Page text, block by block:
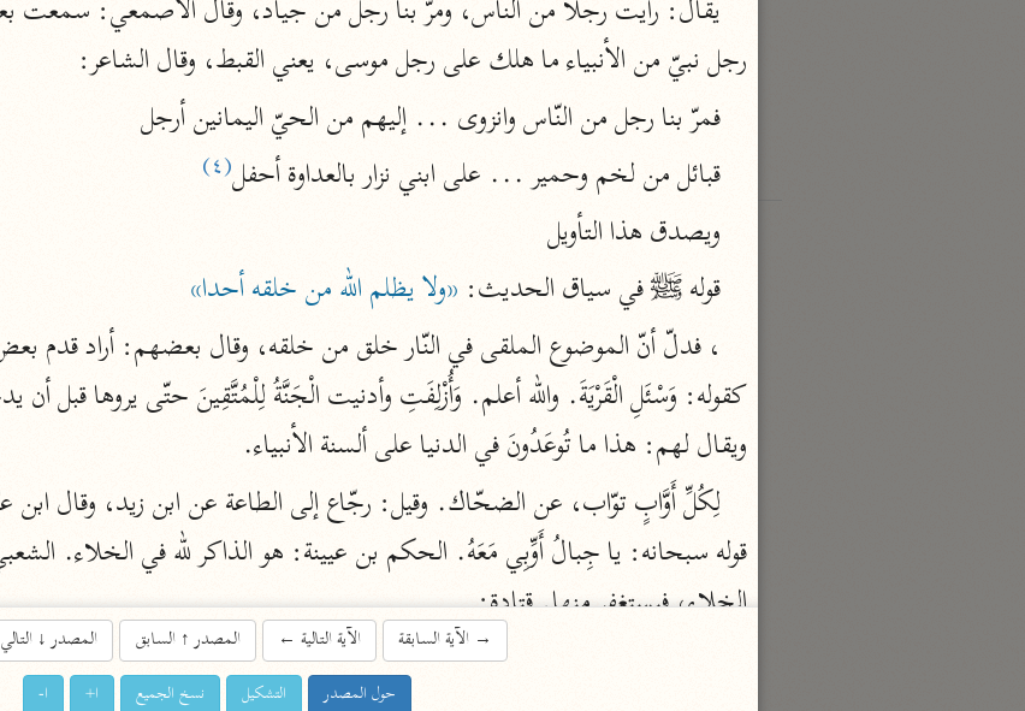
راسلنا •تليجرام • تويتر
تعليمات•
أندرويد
أيفون
تطوير
رعاية
رجل نبيّ من الأنبياء ما هلك على رجل موسى، يعني القبط، وقال الشاعر:
فمرّ بنا رجل من النّاس وانزوى ... إليهم من الحيّ اليمانين أرجل
قبائل من لخم وحمير ... على ابني نزار بالعداوة أحفل(٤)
ويصدق هذا التأويل
قوله ﷺ‎ في سياق الحديث:
«ولا يظلم الله من خلقه أحدا»
ويقال لهم: هذا ما تُوعَدُونَ في الدنيا على ألسنة الأنبياء.
الخلاء، فيستغفر منها. قتادة:
→الآية السابقة الآية التالية ← المصدر↑السابق المصدر↓التالي
حول المصدر التشكيل نسخ الجميع ا+ ا-